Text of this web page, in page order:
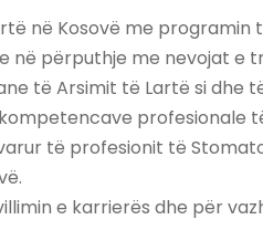
në Kosovë me programin
përputhje me nevojat e
të Arsimit të Lartë si dhe
të profesionit të
e karrierës dhe për